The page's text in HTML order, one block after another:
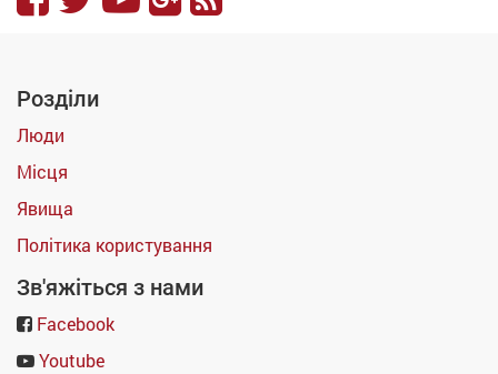
Розділи
Люди
Місця
Явища
Політика користування
Зв'яжіться з нами
Facebook
Youtube